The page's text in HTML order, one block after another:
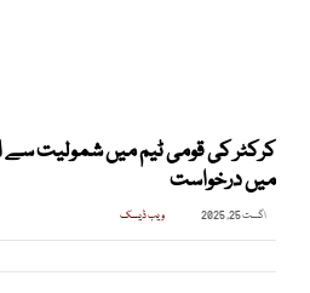
کرکٹر کی قومی ٹیم میں شمولیت سے
میں درخواست
اگست 25, 2025 ویب ڈیسک